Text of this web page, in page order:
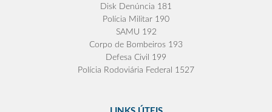
Disk Denúncia 181
Polícia Militar 190
SAMU 192
Corpo de Bombeiros 193
Defesa Civil 199
Polícia Rodoviária Federal 1527